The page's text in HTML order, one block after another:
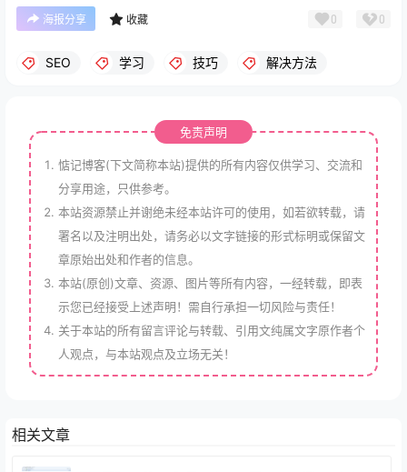
海报分享 收藏 0 0
SEO 学习 技巧 解决方法
免责声明
惦记博客(下文简称本站)提供的所有内容仅供学习、交流和
分享用途，只供参考。
本站资源禁止并谢绝未经本站许可的使用，如若欲转载，请
署名以及注明出处，请务必以文字链接的形式标明或保留文
章原始出处和作者的信息。
本站(原创)文章、资源、图片等所有内容，一经转载，即表
示您已经接受上述声明！需自行承担一切风险与责任！
关于本站的所有留言评论与转载、引用文纯属文字原作者个
人观点，与本站观点及立场无关！
相关文章